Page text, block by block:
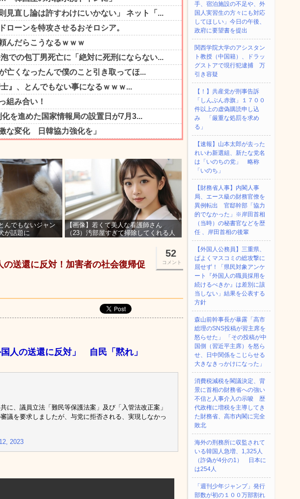
んでもないジャン
が話題に
【画像】若くて美人な看護師さん
（23）汚部屋すぎて掃除してくれる人
52
コメント
の送還に反対！加害者の社会復帰促
人の送還に反対」 自民「黙れ」
に、議員立法「難民等保護法案」及び「入管法改正案」
議を要求しましたが、与党に拒否される、実現しなかっ
2023
手、宿泊施設の不足や、外
国人実習生の方々にも対応
してほしい」今日の午後、
政府に要望書を提出
関西学院大学のアシスタン
ト教授（中国籍）、ドラッ
グストアで現行犯逮捕 万
引き容疑
【！】共産党が刑事告訴
「しんぶん赤旗」１７００
件以上の虚偽購読申し込
み 「厳重な処罰を求め
る」
【速報】山本太郎が去った
れいわ新選組、新たな党名
は「いのちの党」 略称
「いのち」
【財務省人事】内閣人事
局、エース級の財務官僚を
異例転出 官邸幹部「協力
的でなかった」※岸田首相
（当時）の秘書官などを歴
任 、岸田首相の後輩
【外国人公務員】三重県、
ぱよくマスコミの総攻撃に
屈せず！「県民対象アンケ
ート『外国人の職員採用を
続けるべきか』は差別に該
当しない」結果を公表する
方針
森山前幹事長が暴露「高市
総理のSNS投稿が習主席を
怒らせた」 「その投稿が中
国側（習近平主席）を怒ら
せ、日中関係をこじらせる
大きなきっかけになった」
消費税減税を閣議決定、背
景に首相の財務省への強い
不信と人事介入の示唆 歴
代政権に増税を主導してき
た財務省、高市内閣に完全
敗北
海外の刑務所に収監されて
いる韓国人急増、1,325人
（詐偽が4分の1） 日本に
は254人
「週刊少年ジャンプ」発行
部数が初の１００万部割れ